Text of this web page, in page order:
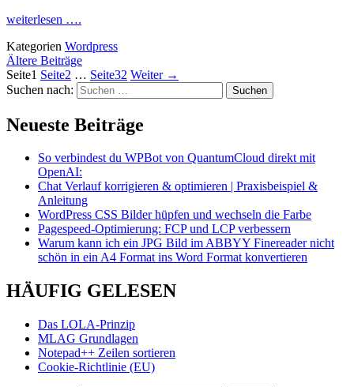
weiterlesen ….
Kategorien Wordpress
Ältere Beiträge
Seite1 Seite2 … Seite32 Weiter →
Suchen nach:
Neueste Beiträge
So verbindest du WPBot von QuantumCloud direkt mit
OpenAI:
Chat Verlauf korrigieren & optimieren | Praxisbeispiel &
Anleitung
WordPress CSS Bilder hüpfen und wechseln die Farbe
Pagespeed-Optimierung: FCP und LCP verbessern
Warum kann ich ein JPG Bild im ABBYY Finereader nicht
schön in ein A4 Format ins Word Format konvertieren
HÄUFIG GELESEN
Das LOLA-Prinzip
MLAG Grundlagen
Notepad++ Zeilen sortieren
Cookie-Richtlinie (EU)